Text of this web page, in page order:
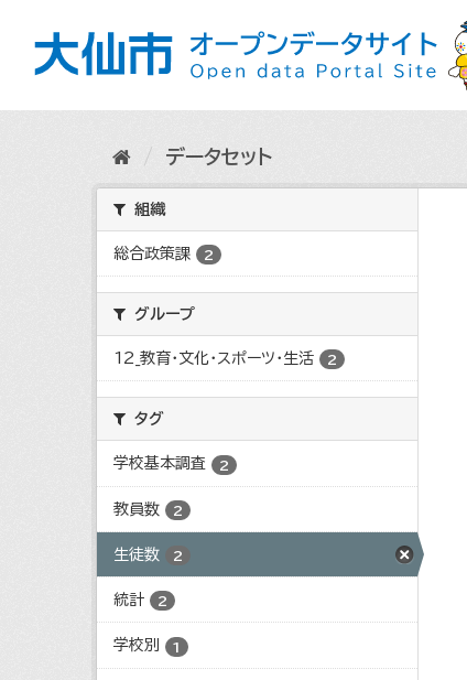
データセット
組織
総合政策課 2
グループ
12_教育・文化・スポーツ・生活 2
タグ
学校基本調査 2
教員数 2
生徒数 2
統計 2
学校別 1